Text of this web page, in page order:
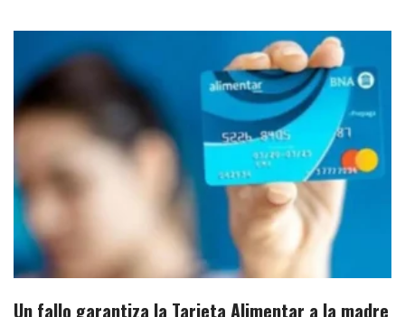
Un fallo garantiza la Tarjeta Alimentar a la madre